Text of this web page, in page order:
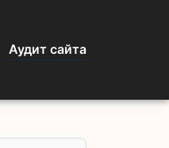
Аудит сайта